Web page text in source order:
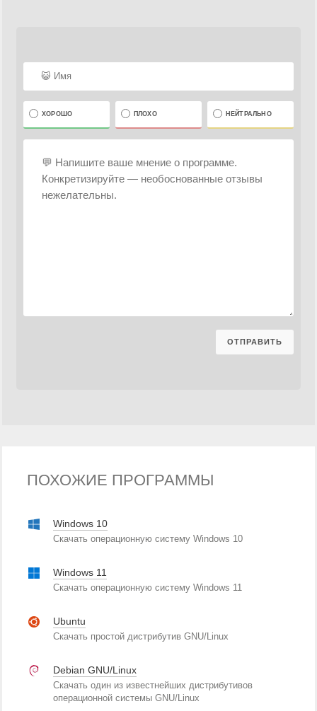
ХОРОШО ПЛОХО НЕЙТРАЛЬНО
ПОХОЖИЕ ПРОГРАММЫ
Windows 10
Скачать операционную систему Windows 10
Windows 11
Скачать операционную систему Windows 11
Ubuntu
Скачать простой дистрибутив GNU/Linux
Debian GNU/Linux
Скачать один из известнейших дистрибутивов
операционной системы GNU/Linux